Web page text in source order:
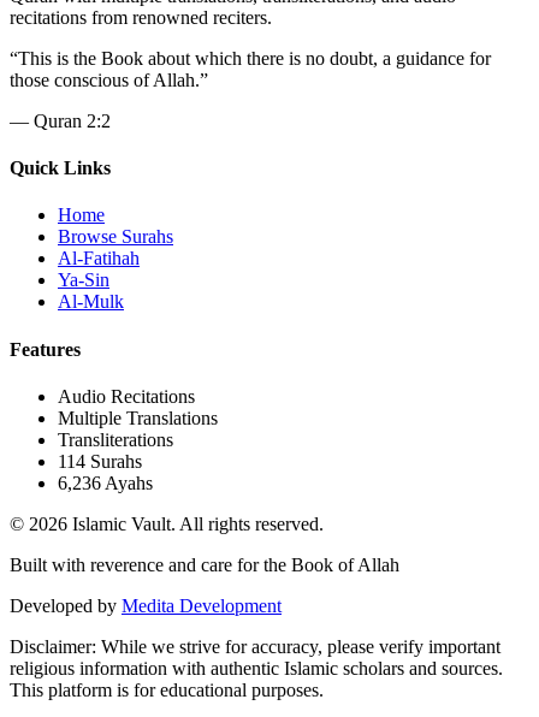
recitations from renowned reciters.
“This is the Book about which there is no doubt, a guidance for
those conscious of Allah.”
— Quran 2:2
Quick Links
Home
Browse Surahs
Al-Fatihah
Ya-Sin
Al-Mulk
Features
Audio Recitations
Multiple Translations
Transliterations
114 Surahs
6,236 Ayahs
© 2026 Islamic Vault. All rights reserved.
Built with reverence and care for the Book of Allah
Developed by Medita Development
Disclaimer: While we strive for accuracy, please verify important
religious information with authentic Islamic scholars and sources.
This platform is for educational purposes.